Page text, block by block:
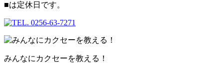
■は定休日です。
みんなにカクセーを教える！